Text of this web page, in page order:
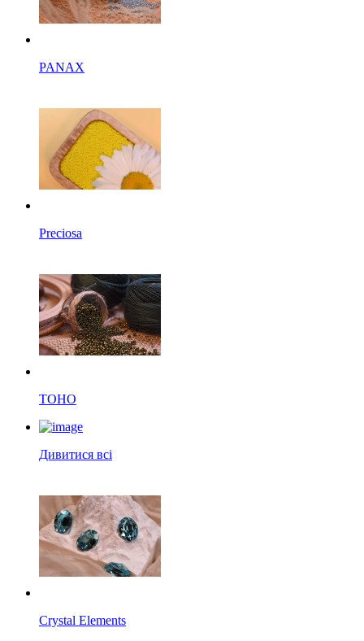
PANAX
Preciosa
TOHO
Дивитися всі
Crystal Elements